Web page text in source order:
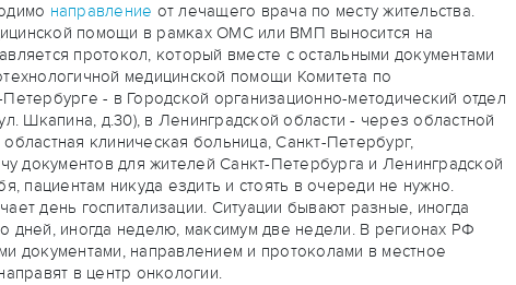
направление от лечащего врача по месту жительства.
помощи в рамках ОМС или ВМП выносится на
протокол, который вместе с остальными документами
медицинской помощи Комитета по
- в Городской организационно-методический отдел
Шкапина, д.30), в Ленинградской области - через областной
клиническая больница, Санкт-Петербург,
документов для жителей Санкт-Петербурга и Ленинградской
пациентам никуда ездить и стоять в очереди не нужно.
день госпитализации. Ситуации бывают разные, иногда
дней, иногда неделю, максимум две недели. В регионах РФ
документами, направлением и протоколами в местное
в центр онкологии.